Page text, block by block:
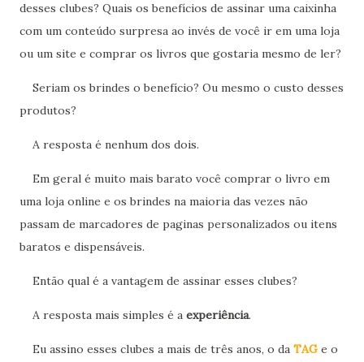
desses clubes? Quais os benefícios de assinar uma caixinha
com um conteúdo surpresa ao invés de você ir em uma loja
ou um site e comprar os livros que gostaria mesmo de ler?
Seriam os brindes o benefício? Ou mesmo o custo desses
produtos?
A resposta é nenhum dos dois.
Em geral é muito mais barato você comprar o livro em
uma loja online e os brindes na maioria das vezes não
passam de marcadores de paginas personalizados ou itens
baratos e dispensáveis.
Então qual é a vantagem de assinar esses clubes?
A resposta mais simples é a experiência.
Eu assino esses clubes a mais de três anos, o da TAG e o